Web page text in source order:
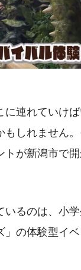
に連れていけ
もしれません
トが新潟市で
いるのは、小
」の体験型イ